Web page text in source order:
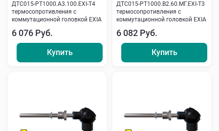
ДТС015-РТ1000.А3.100.ЕХI-Т4
термосопротивления с
коммутационной головкой EXIA
6 076 Руб.
Купить
ДТС015-РТ1000.В2.60.МГ.ЕХI-Т3
термосопротивления с
коммутационной головкой EXIA
6 082 Руб.
Купить